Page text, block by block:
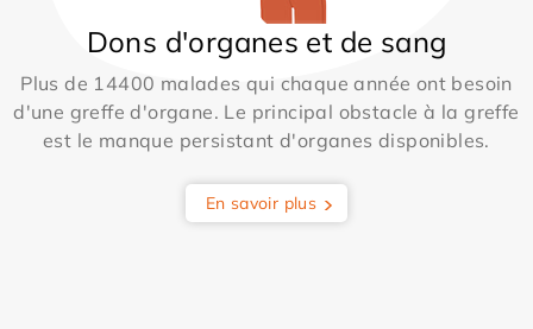
Dons d'organes et de sang
Plus de 14400 malades qui chaque année ont besoin
d'une greffe d'organe. Le principal obstacle à la greffe
est le manque persistant d'organes disponibles.
En savoir plus